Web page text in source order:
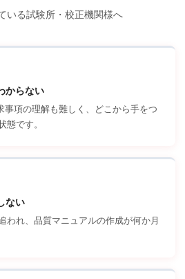
いる試験所・校正機関様へ
からない
事項の理解も難しく、どこから手をつ
態です。
ない
われ、品質マニュアルの作成が何か月